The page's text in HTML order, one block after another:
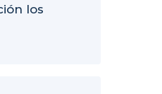
los